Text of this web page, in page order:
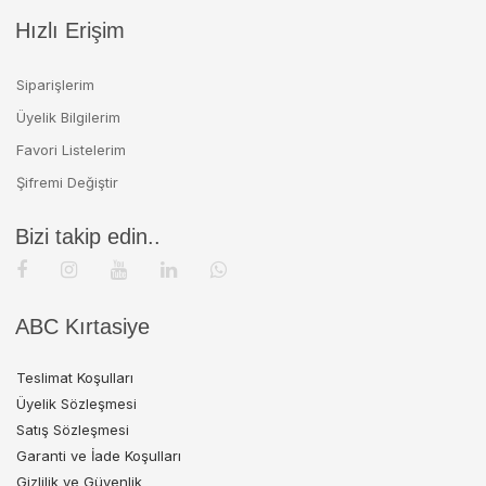
Hızlı Erişim
Siparişlerim
Üyelik Bilgilerim
Favori Listelerim
Şifremi Değiştir
Bizi takip edin..
ABC Kırtasiye
Teslimat Koşulları
Üyelik Sözleşmesi
Satış Sözleşmesi
Garanti ve İade Koşulları
Gizlilik ve Güvenlik